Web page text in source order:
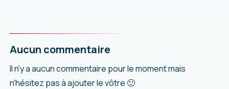
Aucun commentaire
Il n'y a aucun commentaire pour le moment mais
n'hésitez pas à ajouter le vôtre 🙂